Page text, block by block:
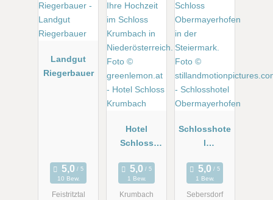
Landgut
Riegerbauer
10 Bew.
Feistritztal
Hotel
Schloss
1 Bew.
Krumbach
Schlosshote
l
ofen
1 Bew.
Sebersdorf